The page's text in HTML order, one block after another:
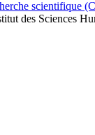
des Sciences